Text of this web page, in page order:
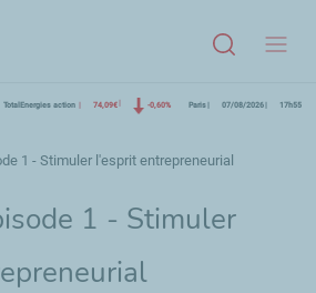
TotalEnergies action 74,09€ -0,60% Paris 07/08/2026 17h55
1 - Stimuler l'esprit entrepreneurial
1 - Stimuler